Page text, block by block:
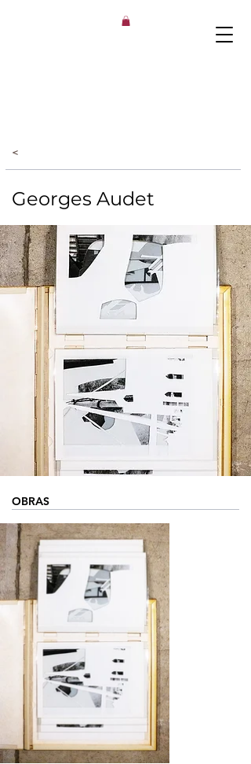
<
Georges Audet
OBRAS